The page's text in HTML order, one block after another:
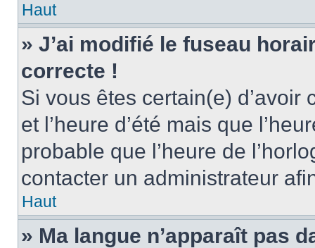
Haut
» J’ai modifié le fuseau
correcte !
Si vous êtes certain(e)
et l’heure d’été mais que
probable que l’heure de
contacter un administrateur
Haut
» Ma langue n’apparaît pas